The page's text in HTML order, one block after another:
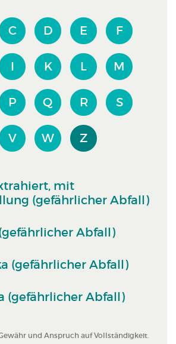
C D E F
I K L M
P Q R S
V W Z
mit
(gefährlicher Abfall)
Abfall)
(gefährlicher Abfall)
(gefährlicher Abfall)
und Anspruch auf Vollständigkeit.